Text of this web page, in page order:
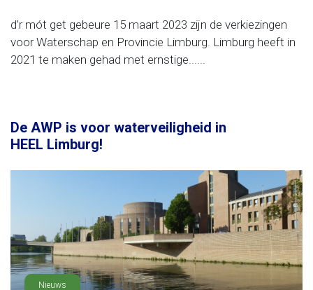
d’r mót get gebeure 15 maart 2023 zijn de verkiezingen
voor Waterschap en Provincie Limburg. Limburg heeft in
2021 te maken gehad met ernstige......
De AWP is voor waterveiligheid in
HEEL Limburg!
Nieuws